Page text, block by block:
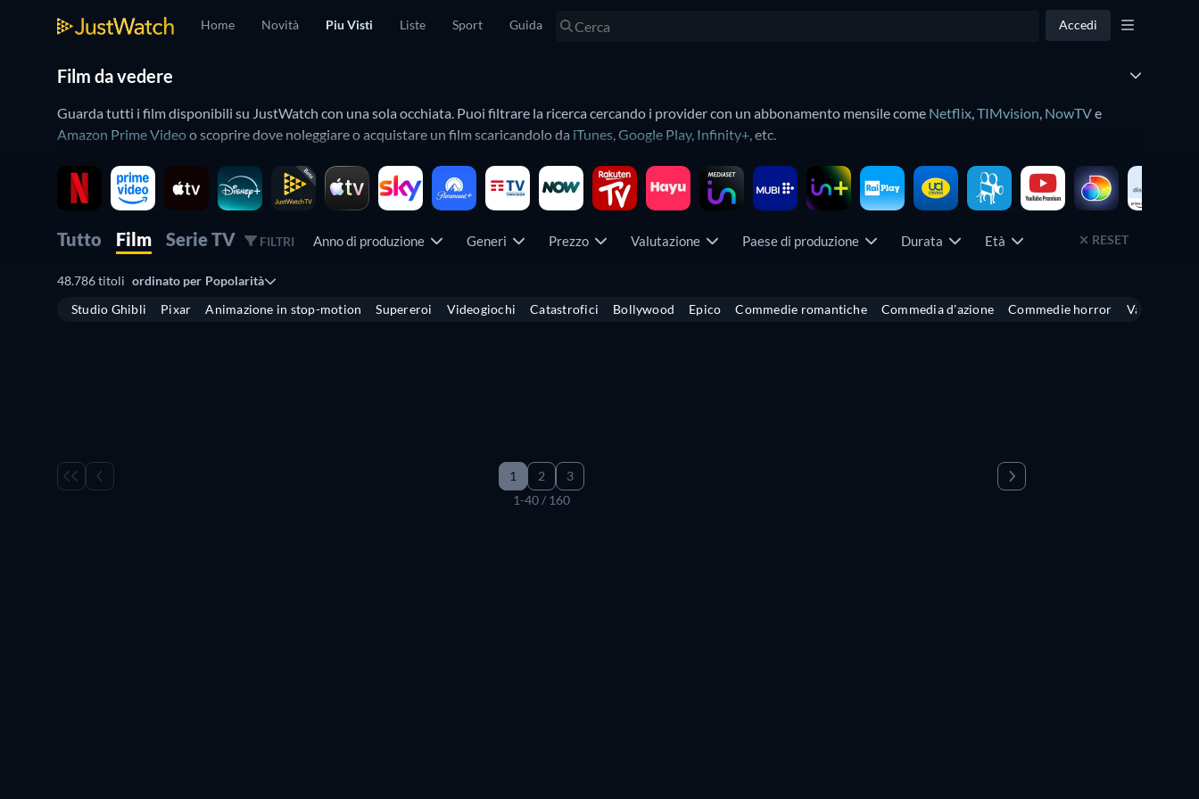
Home Novità Piu Visti Liste Sport Guida Accedi
Film da vedere
Guarda tutti i film disponibili su JustWatch con una sola occhiata. Puoi filtrare la ricerca cercando i provider con un abbonamento mensile come Netflix,TIMvision, NowTVe
Amazon Prime Videoo scoprire dove noleggiare o acquistare un film scaricandolo da iTunes,Google Play, Infinity+, etc.
Usa le funzioni avanzate come genere, data di produzione, etc. per trovare i tuoi film preferiti più velocemente. Scopri tutti i film in uscitacon la nostra guida. Troverete i film
prossimamente in uscita sui servizi di streaming.
Tutto Film Serie TV FILTRI Anno di produzione Generi Prezzo Valutazione Paese di produzione Durata Età RESET
48.786 titoli ordinato per Popolarità
Studio Ghibli
Pixar Animazione in stop-motion Supereroi Videogiochi Catastrofici Bollywood Epico Commedie romantiche Commedia d'azione Commedie horror Vacanze
1 2
3
1-40 / 160